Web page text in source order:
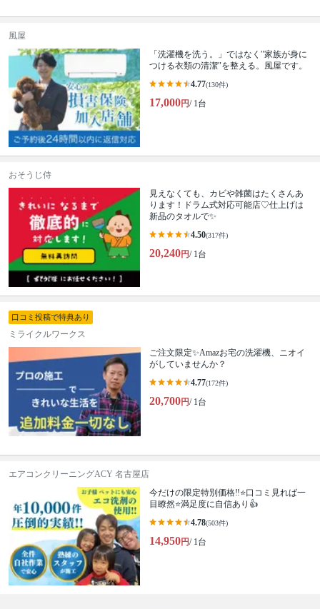
風屋
「洗濯機を洗う。」ではなく″家族が身に
つける衣類の清潔″を整える。風屋です。
4.77(130件)
17,000円/ 1台
おそうじ侍
見えなくても、カビや雑菌はたくさんあ
ります！ドラム式対応可能店♡仕上げは
新品のタオルで✨
4.50(317件)
20,240円/ 1台
口コミ投稿で特典あり
ミライクルワークス
ご注文限定✨Amazお宅の洗濯機、ニオイ
がしていませんか？
4.77(172件)
20,700円/ 1台
エアコンクリーニングACY 名古屋店
今だけの限定特別価格‼️⭐口コミ見れば一
目瞭然⭐満足度に自信あり👍
4.78(503件)
14,950円/ 1台